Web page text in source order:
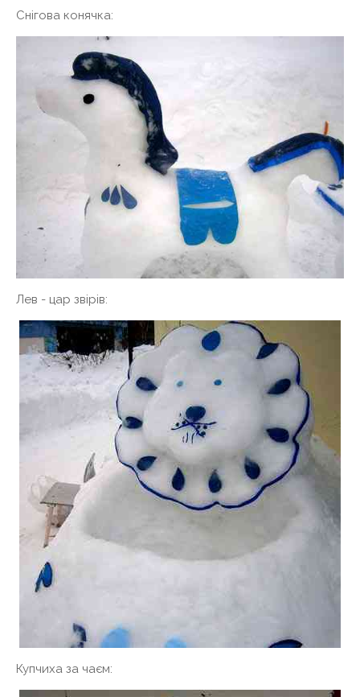
Снігова конячка:
Лев - цар звірів:
Купчиха за чаєм: